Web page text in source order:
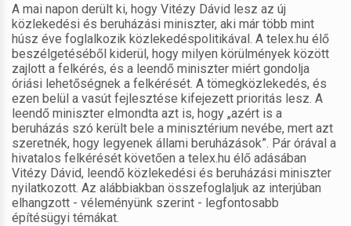
A mai napon derült ki, hogy Vitézy Dávid lesz az új
közlekedési és beruházási miniszter, aki már több mint
húsz éve foglalkozik közlekedéspolitikával. A telex.hu élő
beszélgetéséből kiderül, hogy milyen körülmények között
zajlott a felkérés, és a leendő miniszter miért gondolja
óriási lehetőségnek a felkérését. A tömegközlekedés, és
ezen belül a vasút fejlesztése kifejezett prioritás lesz. A
leendő miniszter elmondta azt is, hogy „azért is a
beruházás szó került bele a minisztérium nevébe, mert azt
szeretnék, hogy legyenek állami beruházások”. Pár órával a
hivatalos felkérését követően a telex.hu élő adásában
Vitézy Dávid, leendő közlekedési és beruházási miniszter
nyilatkozott. Az alábbiakban összefoglaljuk az interjúban
elhangzott - véleményünk szerint - legfontosabb
építésügyi témákat.